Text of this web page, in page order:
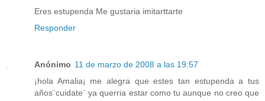
Eres estupenda Me gustaria imitarttarte
Responder
Anónimo 11 de marzo de 2008 a las 19:57
¡hola Amalia¡ me alegra que estes tan estupenda a tus
años¨cuidate¨ ya querria estar como tu aunque no creo que